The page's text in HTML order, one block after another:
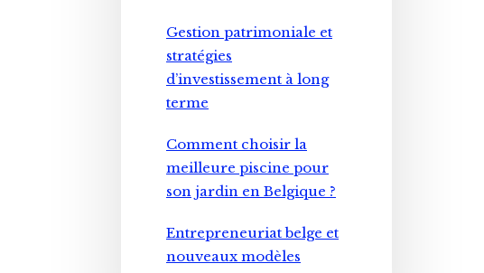
Gestion patrimoniale et
stratégies
d’investissement à long
terme
Comment choisir la
meilleure piscine pour
son jardin en Belgique ?
Entrepreneuriat belge et
nouveaux modèles